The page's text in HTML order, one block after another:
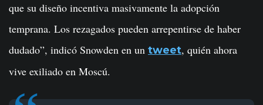
que su diseño incentiva masivamente la adopción
temprana. Los rezagados pueden arrepentirse de haber
dudado”, indicó Snowden en un tweet, quién ahora
vive exiliado en Moscú.